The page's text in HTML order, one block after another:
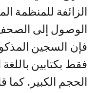
الزائفة للمنظمة
الوصول إلى الصحف
فقط بكتابين